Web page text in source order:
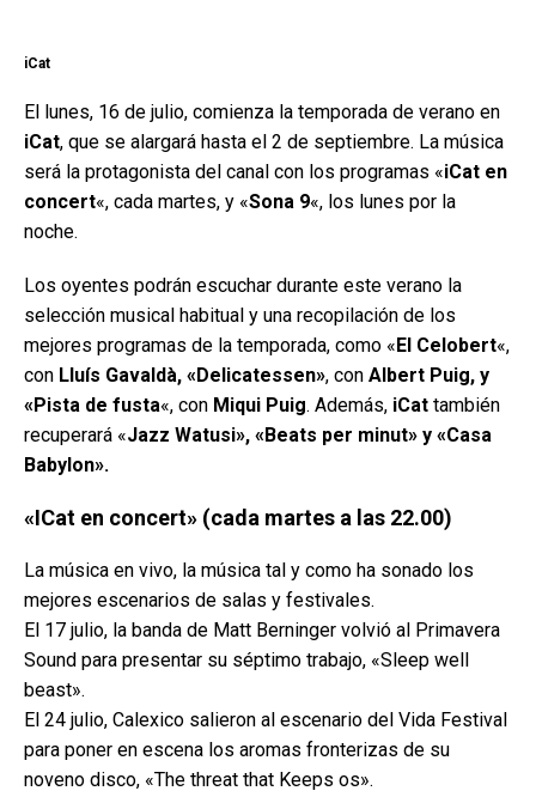
iCat
El lunes, 16 de julio, comienza la temporada de verano en
iCat, que se alargará hasta el 2 de septiembre. La música
será la protagonista del canal con los programas «iCat en
concert«, cada martes, y «Sona 9«, los lunes por la
noche.
Los oyentes podrán escuchar durante este verano la
selección musical habitual y una recopilación de los
mejores programas de la temporada, como «El Celobert«,
con Lluís Gavaldà, «Delicatessen», con Albert Puig, y
«Pista de fusta«, con Miqui Puig. Además, iCat también
recuperará «Jazz Watusi», «Beats per minut» y «Casa
Babylon».
«ICat en concert» (cada martes a las 22.00)
La música en vivo, la música tal y como ha sonado los
mejores escenarios de salas y festivales.
El 17 julio, la banda de Matt Berninger volvió al Primavera
Sound para presentar su séptimo trabajo, «Sleep well
beast».
El 24 julio, Calexico salieron al escenario del Vida Festival
para poner en escena los aromas fronterizas de su
noveno disco, «The threat that Keeps os».